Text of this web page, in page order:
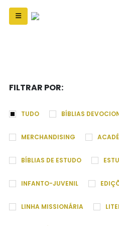
FILTRAR POR:
TUDO BÍBLIAS
MERCHANDISING
BÍBLIAS DE ESTUDO
INFANTO-JUVENIL
LINHA MISSIONÁRIA